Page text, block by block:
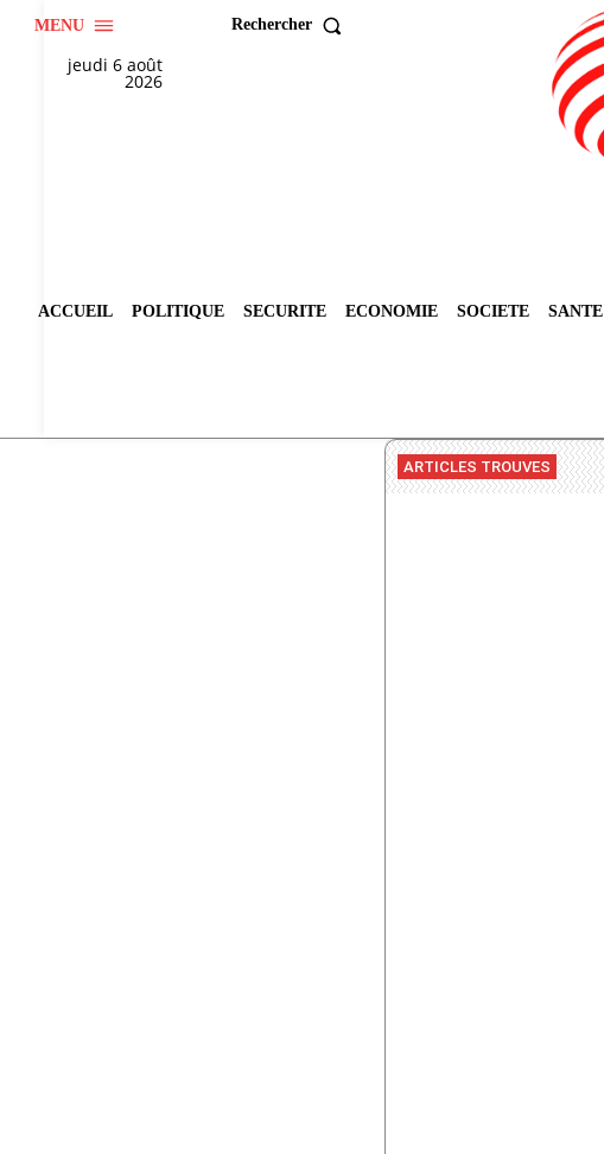
MENU Rechercher
jeudi 6 août
2026
ACCUEIL POLITIQUE SECURITE ECONOMIE SOCIETE SANTE
ARTICLES TROUVES